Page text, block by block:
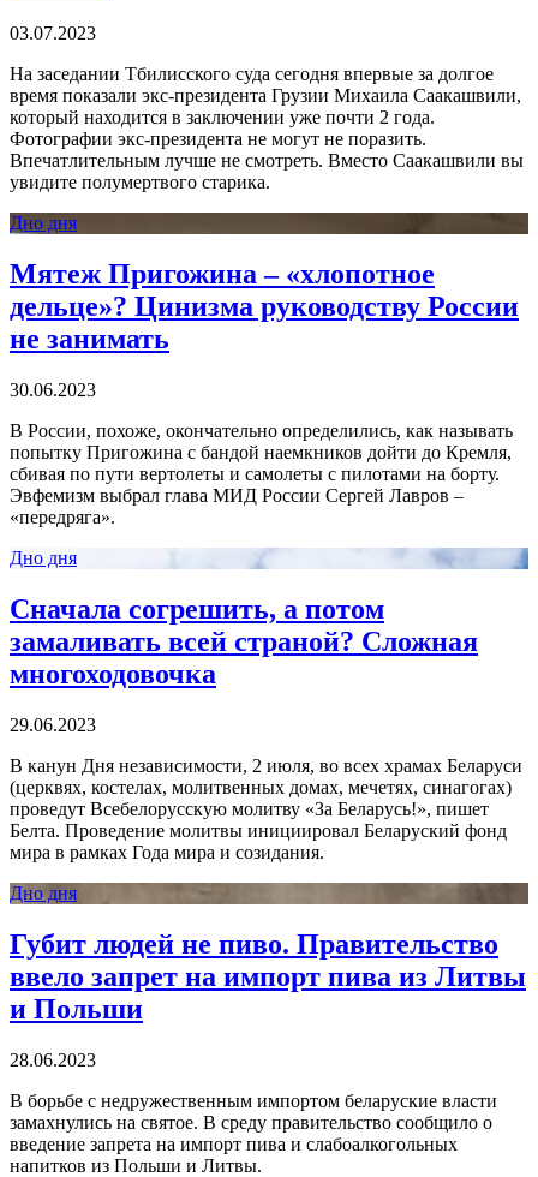
03.07.2023
На заседании Тбилисского суда сегодня впервые за долгое
время показали экс-президента Грузии Михаила Саакашвили,
который находится в заключении уже почти 2 года.
Фотографии экс-президента не могут не поразить.
Впечатлительным лучше не смотреть. Вместо Саакашвили вы
увидите полумертвого старика.
Дно дня
Мятеж Пригожина – «хлопотное
дельце»? Цинизма руководству России
не занимать
30.06.2023
В России, похоже, окончательно определились, как называть
попытку Пригожина с бандой наемкников дойти до Кремля,
сбивая по пути вертолеты и самолеты с пилотами на борту.
Эвфемизм выбрал глава МИД России Сергей Лавров –
«передряга».
Дно дня
Сначала согрешить, а потом
замаливать всей страной? Сложная
многоходовочка
29.06.2023
В канун Дня независимости, 2 июля, во всех храмах Беларуси
(церквях, костелах, молитвенных домах, мечетях, синагогах)
проведут Всебелорусскую молитву «За Беларусь!», пишет
Белта. Проведение молитвы инициировал Беларуский фонд
мира в рамках Года мира и созидания.
Дно дня
Губит людей не пиво. Правительство
ввело запрет на импорт пива из Литвы
и Польши
28.06.2023
В борьбе с недружественным импортом беларуские власти
замахнулись на святое. В среду правительство сообщило о
введение запрета на импорт пива и слабоалкогольных
напитков из Польши и Литвы.